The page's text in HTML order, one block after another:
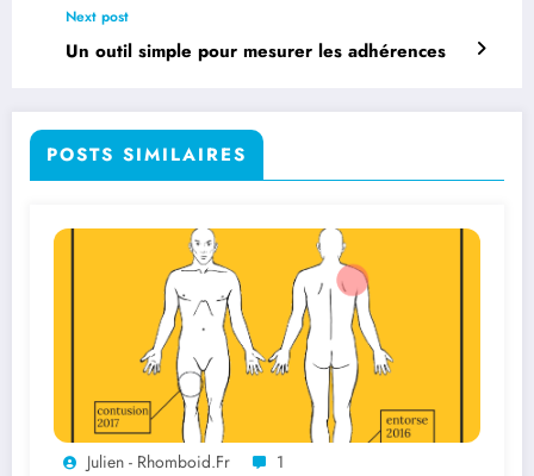
Next post
Un outil simple pour mesurer les adhérences
POSTS SIMILAIRES
Julien - Rhomboid.fr 1